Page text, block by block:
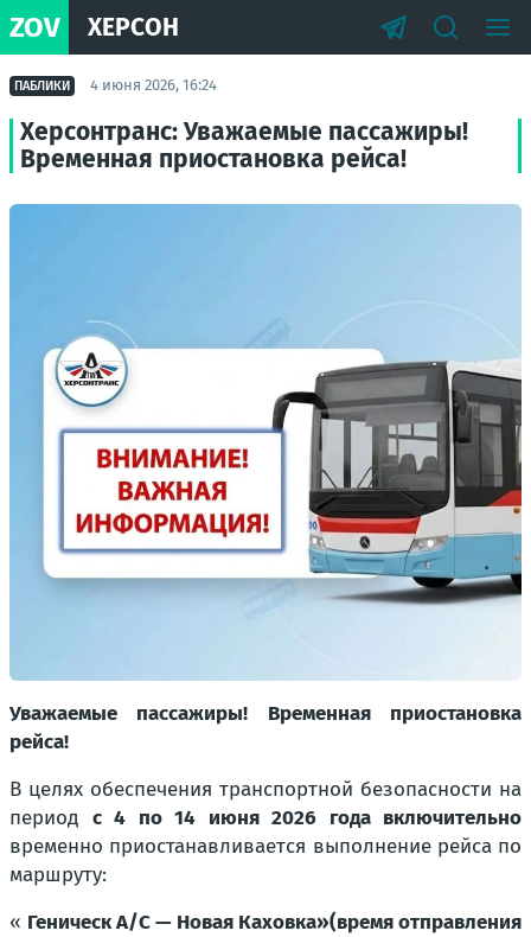
ZOV ХЕРСОН
ПАБЛИКИ 4 июня 2026, 16:24
Херсонтранс: Уважаемые пассажиры!
Временная приостановка рейса!
Уважаемые пассажиры! Временная приостановка
рейса!
В целях обеспечения транспортной безопасности на
период с 4 по 14 июня 2026 года включительно
временно приостанавливается выполнение рейса по
маршруту:
« Геническ А/С — Новая Каховка»(время отправления